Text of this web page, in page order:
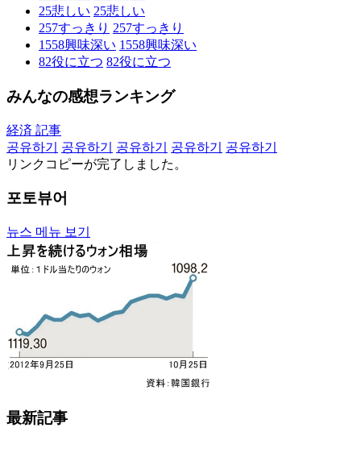
25悲しい 25悲しい
257すっきり 257すっきり
1558興味深い 1558興味深い
82役に立つ 82役に立つ
みんなの感想ランキング
経済 記事
공유하기
공유하기 공유하기 공유하기
공유하기
リンクコピーが完了しました。
포토뷰어
뉴스 메뉴 보기
最新記事